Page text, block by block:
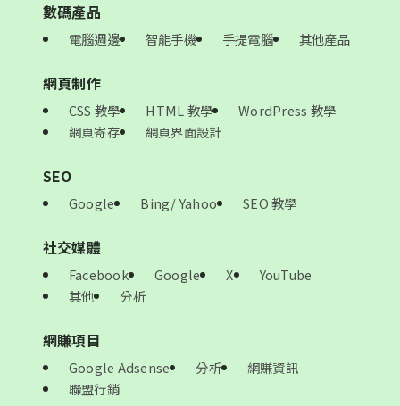
數碼產品
電腦週邊 智能手機 手提電腦 其他產品
網頁制作
CSS 教學 HTML 教學
WordPress 教學
網頁寄存
網頁界面設計
SEO
Google Bing/ Yahoo SEO 教學
社交媒體
Facebook Google X
YouTube
其他
分析
網賺項目
Google Adsense 分析
網賺資訊
聯盟行銷